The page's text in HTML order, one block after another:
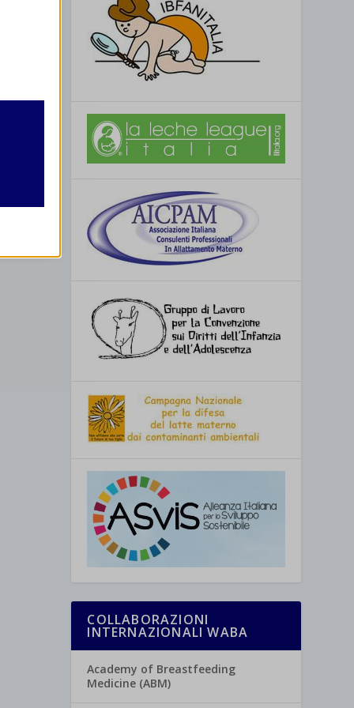
COLLABORAZIONI
INTERNAZIONALI WABA
Academy of Breastfeeding
Medicine (ABM)